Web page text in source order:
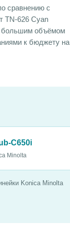
сравнению с
TN-626 Cyan
большим объёмом
к бюджету на
C650i
Minolta
Konica Minolta